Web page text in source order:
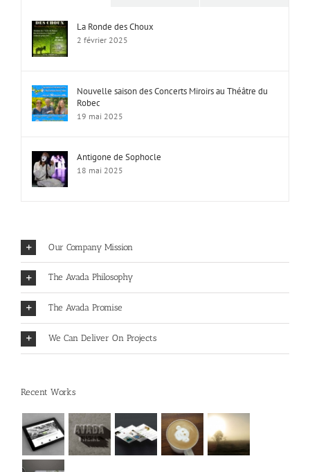
La Ronde des Choux
2 février 2025
Nouvelle saison des Concerts Miroirs au Théâtre du
Robec
19 mai 2025
Antigone de Sophocle
18 mai 2025
Our Company Mission
The Avada Philosophy
The Avada Promise
We Can Deliver On Projects
Recent Works